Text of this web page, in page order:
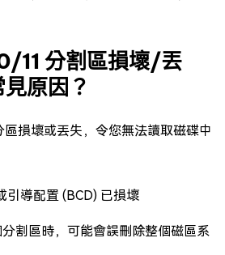
11 分割區損壞/丟
原因？
損壞或丟失，令您無法讀取磁碟中
引導配置 (BCD) 已損壞
割區時，可能會誤刪除整個磁區系